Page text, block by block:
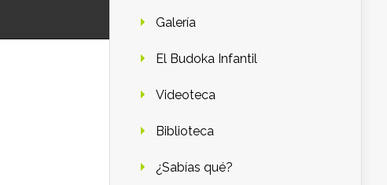
Galería
El Budoka Infantil
Videoteca
Biblioteca
¿Sabías qué?